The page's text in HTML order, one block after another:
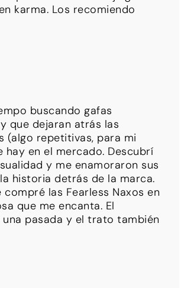
karma. Los recomiendo
buscando gafas
que dejaran atrás las
(algo repetitivas, para mi
hay en el mercado. Descubrí
y me enamoraron sus
historia detrás de la marca.
compré las Fearless Naxos en
que me encanta. El
una pasada y el trato también